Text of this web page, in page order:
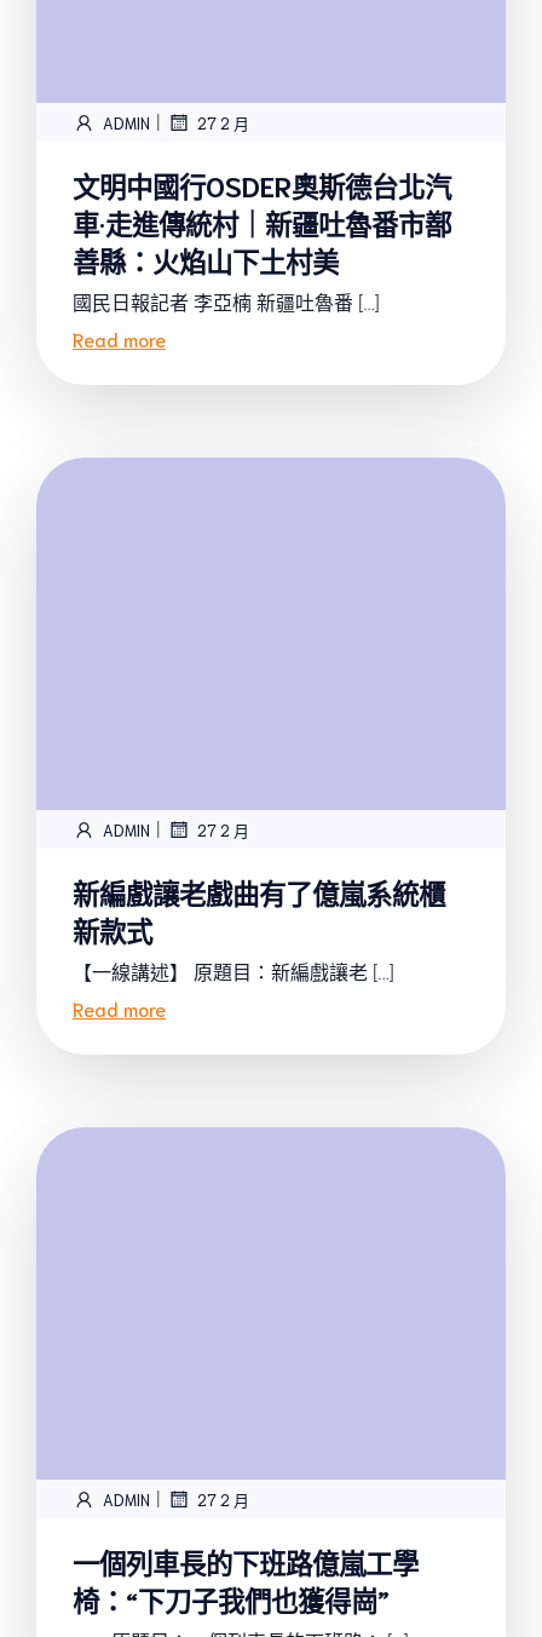
ADMIN | 27 2 月
文明中國行OSDER奧斯德台北汽
車·走進傳統村｜新疆吐魯番市鄯
善縣：火焰山下土村美
國民日報記者 李亞楠 新疆吐魯番 […]
Read more
ADMIN | 27 2 月
新編戲讓老戲曲有了億嵐系統櫃
新款式
【一線講述】 原題目：新編戲讓老 […]
Read more
ADMIN | 27 2 月
一個列車長的下班路億嵐工學
椅：“下刀子我們也獲得崗”